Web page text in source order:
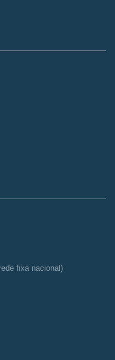
fixa nacional)